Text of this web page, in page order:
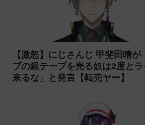
【激怒】にじさんじ 甲斐田晴が
ブの銀テープを売る奴は2度と
来るな」と発言【転売ヤー】